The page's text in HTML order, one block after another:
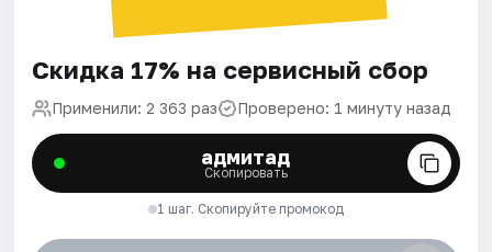
Скидка 17% на сервисный сбор
Применили: 2 363 раз Проверено: 1 минуту назад
адмитад
Скопировать
1 шаг. Скопируйте промокод